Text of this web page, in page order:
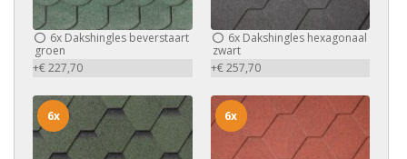
6x Dakshingles beverstaart
groen
+€ 227,70
6xDakshingles hexagonaal
zwart
+€ 257,70
6x 6x